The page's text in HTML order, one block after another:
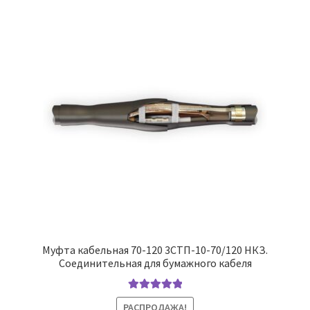
Муфта кабельная 70-120 3СТП-10-70/120 НКЗ.
Соединительная для бумажного кабеля
Оценка5.00
РАСПРОДАЖА!